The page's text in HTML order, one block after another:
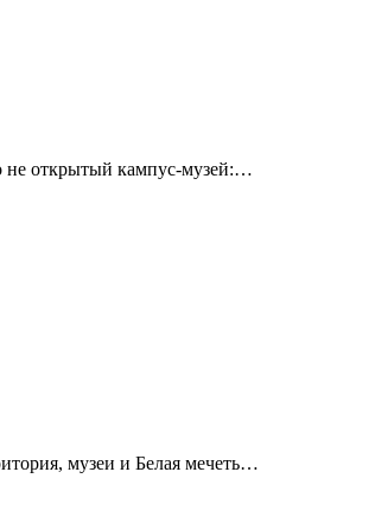
не открытый кампус-музей:…
музеи и Белая мечеть…